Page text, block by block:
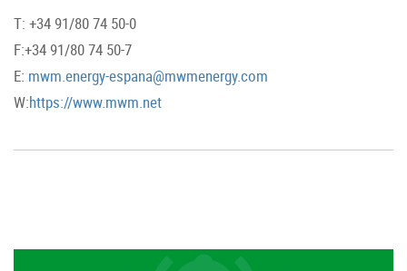
T: +34 91/80 74 50-0
F:+34 91/80 74 50-7
E: mwm.energy-espana@mwmenergy.com
W:https://www.mwm.net